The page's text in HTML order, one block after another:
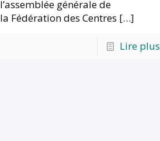
l’assemblée générale de
la Fédération des Centres […]
Lire plus